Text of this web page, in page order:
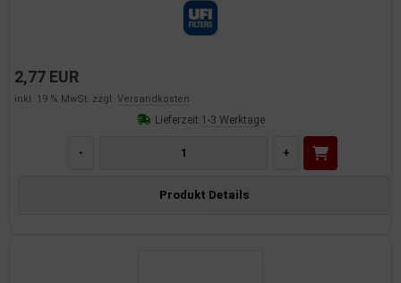
2,77 EUR
inkl. 19 % MwSt. zzgl. Versandkosten
Lieferzeit:1-3 Werktage
- +
Produkt Details